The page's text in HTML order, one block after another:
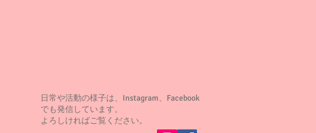
日常や活動の様子は、Instagram、Facebook
でも発信しています。
よろしければご覧ください。